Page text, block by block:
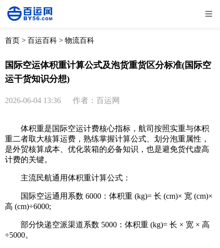
全部 物流资讯
取消
首页 > 百运百科 > 物流百科
国际空运体积重计算公式及泡货重货区分标准(国际空
运干货知识分想)
2026-06-04 13:36 作者：百运网
体积重是国际空运计费核心指标，航司按照实重与体积
重二者取大核算运费，熟练掌握计算公式、划分泡重属性，
是外贸核算成本、优化装箱的必备知识，也是避免货代虚高
计费的关键。
主流民航通用体积重计算公式：
国际空运通用系数 6000：体积重 (kg)= 长 (cm)× 宽 (cm)×
高 (cm)÷6000;
部分快递空派渠道系数 5000：体积重 (kg)= 长 × 宽 × 高
÷5000。